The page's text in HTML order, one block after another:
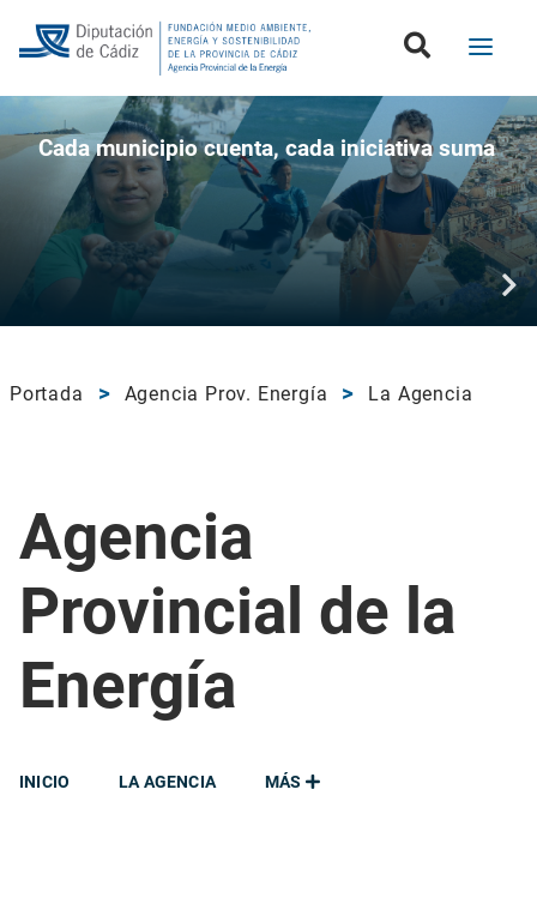
Boletín de la Diputación de Cádiz
Cada municipio cuenta, cada iniciativa suma
Portada Agencia Prov. Energía La Agencia
Agencia
Provincial de la
Energía
MÁS
INICIO LA AGENCIA